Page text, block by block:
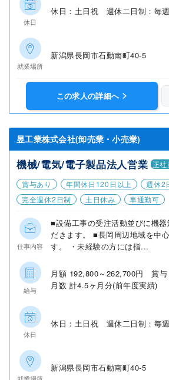
休日
休日：土日祝 週休二日制：毎
就業場所
新潟県長岡市石動南町40-5
この求人の詳細へ
昱工業株式会社(卸売業・小売業)
機械/電気/電子製品法人営業 正
賞与あり
年間休日120日以上
週休2
完全週休2日制
土日休み 車通勤可
仕事内容
■設備工事の受注活動並びに機
だきます。 ■長岡周辺地域を中
す。 ・未経験の方には指...
給与
月額 192,800～262,700円
月数 計4.5ヶ月分(前年度実績)
休日
休日：土日祝 週休二日制：毎
新潟県長岡市石動南町40-5